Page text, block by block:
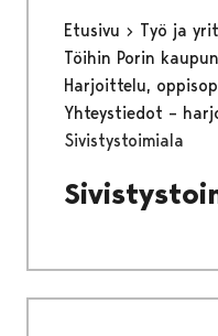
Etusivu
Työ ja
Töihin Porin
Harjoittelu,
Yhteystiedot –
Sivistystoimiala